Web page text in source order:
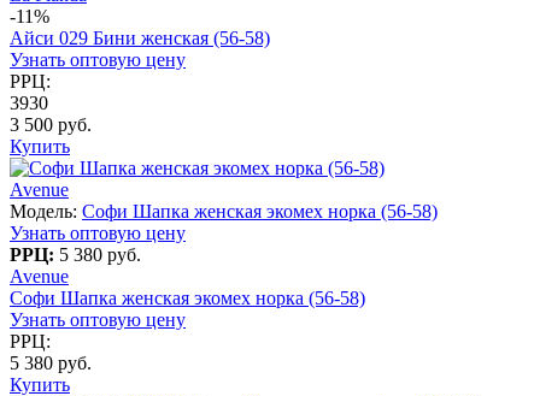
-11%
Айси 029 Бини женская (56-58)
Узнать оптовую цену
РРЦ:
3930
3 500 руб.
Купить
Avenue
Модель: Софи Шапка женская экомех норка (56-58)
Узнать оптовую цену
РРЦ: 5 380 руб.
Avenue
Софи Шапка женская экомех норка (56-58)
Узнать оптовую цену
РРЦ:
5 380 руб.
Купить